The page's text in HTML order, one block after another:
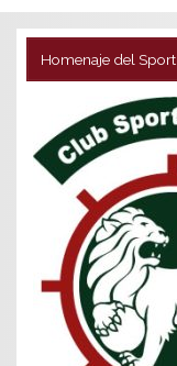
Homenaje del